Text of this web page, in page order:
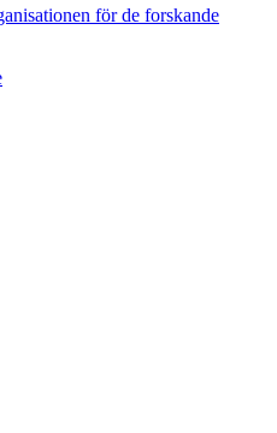
för de forskande